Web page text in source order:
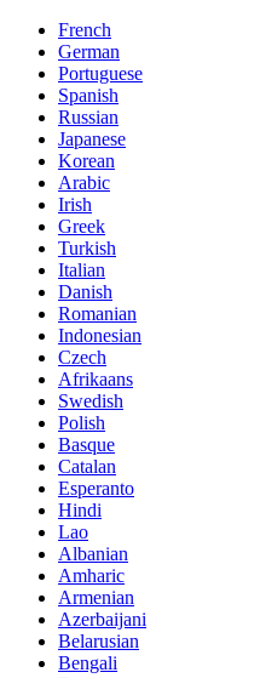
French
German
Portuguese
Spanish
Russian
Japanese
Korean
Arabic
Irish
Greek
Turkish
Italian
Danish
Romanian
Indonesian
Czech
Afrikaans
Swedish
Polish
Basque
Catalan
Esperanto
Hindi
Lao
Albanian
Amharic
Armenian
Azerbaijani
Belarusian
Bengali